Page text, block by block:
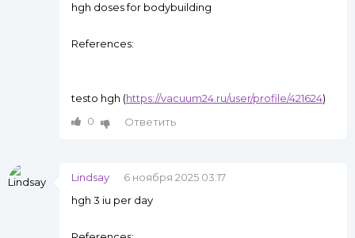
hgh doses for bodybuilding
References:
testo hgh (https://vacuum24.ru/user/profile/421624)
0
Ответить
Lindsay
6 ноября 2025 03:17
hgh 3 iu per day